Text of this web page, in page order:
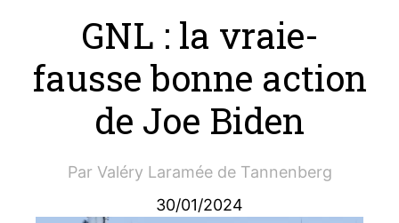
GNL : la vraie-
fausse bonne action
de Joe Biden
Par Valéry Laramée de Tannenberg
30/01/2024